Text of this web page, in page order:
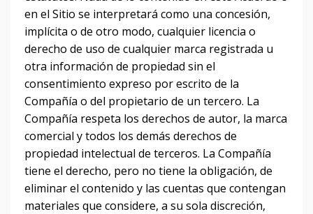
en el Sitio se interpretará como una concesión,
implícita o de otro modo, cualquier licencia o
derecho de uso de cualquier marca registrada u
otra información de propiedad sin el
consentimiento expreso por escrito de la
Compañía o del propietario de un tercero. La
Compañía respeta los derechos de autor, la marca
comercial y todos los demás derechos de
propiedad intelectual de terceros. La Compañía
tiene el derecho, pero no tiene la obligación, de
eliminar el contenido y las cuentas que contengan
materiales que considere, a su sola discreción,